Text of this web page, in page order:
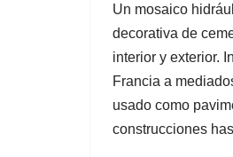
Un mosaico
decorativa de
interior y exterior.
Francia a
usado como
construcciones